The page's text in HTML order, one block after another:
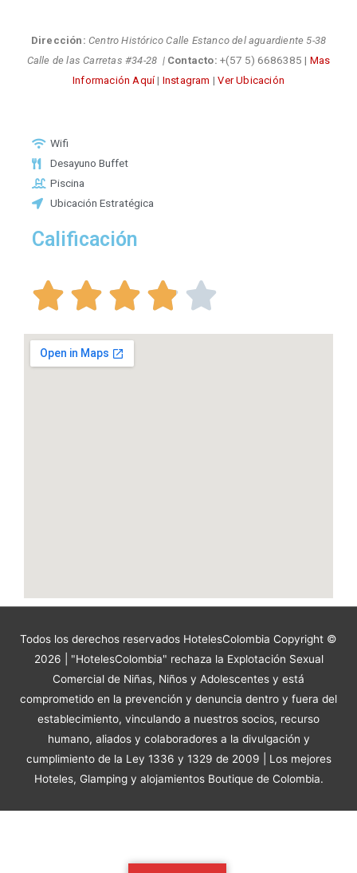
Dirección: Centro Histórico Calle Estanco del aguardiente 5-38
Calle de las Carretas #34-28 | Contacto:+(57 5) 6686385 | Mas
Información Aquí| Instagram |Ver Ubicación
Wifi
Desayuno Buffet
Piscina
Ubicación Estratégica
Calificación
    
Todos los derechos reservados HotelesColombia Copyright ©
2026 | "HotelesColombia" rechaza la Explotación Sexual
Comercial de Niñas, Niños y Adolescentes y está
comprometido en la prevención y denuncia dentro y fuera del
establecimiento, vinculando a nuestros socios, recurso
humano, aliados y colaboradores a la divulgación y
cumplimiento de la Ley 1336 y 1329 de 2009 | Los mejores
Hoteles, Glamping y alojamientos Boutique de Colombia.